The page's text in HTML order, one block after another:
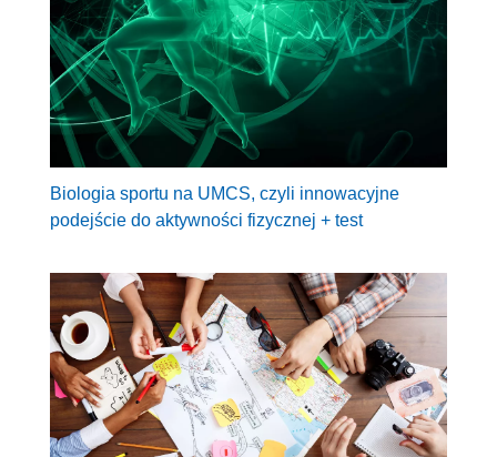
Biologia sportu na UMCS, czyli innowacyjne
podejście do aktywności fizycznej + test